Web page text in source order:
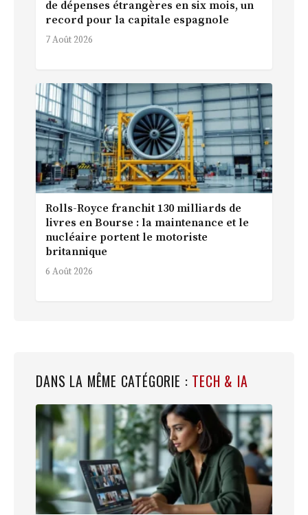
de dépenses étrangères en six mois, un
record pour la capitale espagnole
7 Août 2026
Rolls-Royce franchit 130 milliards de
livres en Bourse : la maintenance et le
nucléaire portent le motoriste
britannique
6 Août 2026
DANS LA MÊME CATÉGORIE : TECH & IA